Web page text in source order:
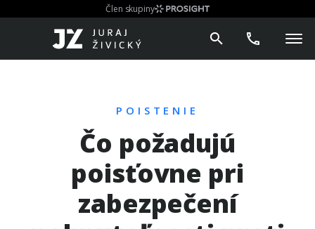
Člen skupiny
POISTENIE
Čo požadujú
poisťovne pri
zabezpečení